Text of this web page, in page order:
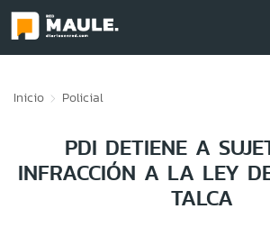
Inicio Policial
PDI DETIENE A
INFRACCIÓN A LA LEY
TALCA